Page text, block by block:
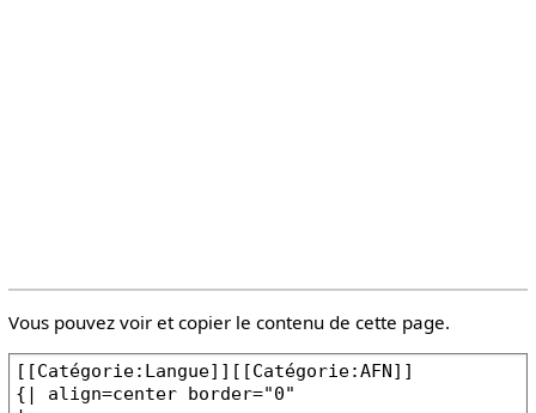
Vous pouvez voir et copier le contenu de cette page.